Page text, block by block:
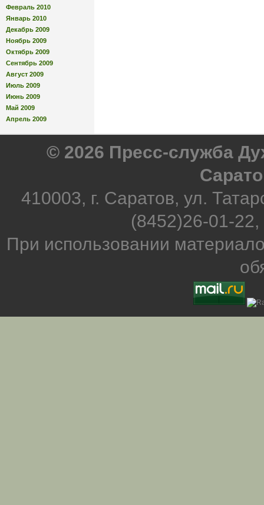
Февраль 2010
Январь 2010
Декабрь 2009
Ноябрь 2009
Октябрь 2009
Сентябрь 2009
Август 2009
Июль 2009
Июнь 2009
Май 2009
Апрель 2009
© 2026 Пресс-служба
410003, г. Саратов, ул.
(8452)26-01-
При использовании